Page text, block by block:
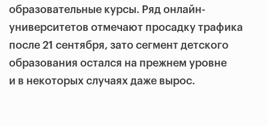
образовательные курсы. Ряд онлайн-
университетов отмечают просадку трафика
после 21 сентября, зато сегмент детского
образования остался на прежнем уровне
и в некоторых случаях даже вырос.